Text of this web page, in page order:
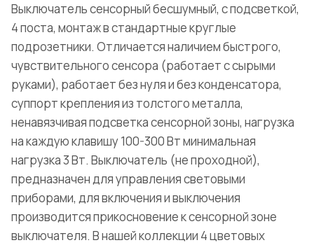
Выключатель сенсорный бесшумный, с подсветкой,
4 поста, монтаж в стандартные круглые
подрозетники. Отличается наличием быстрого,
чувствительного сенсора (работает с сырыми
руками), работает без нуля и без конденсатора,
суппорт крепления из толстого металла,
ненавязчивая подсветка сенсорной зоны, нагрузка
на каждую клавишу 100-300 Вт минимальная
нагрузка 3 Вт. Выключатель (не проходной),
предназначен для управления световыми
приборами, для включения и выключения
производится прикосновение к сенсорной зоне
выключателя. В нашей коллекции 4 цветовых